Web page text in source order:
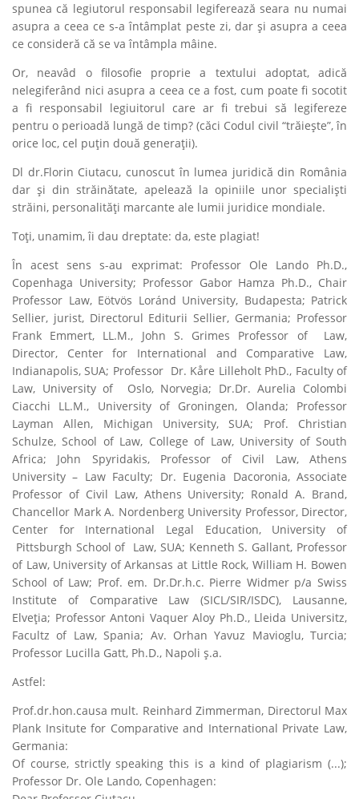
spunea că legiutorul responsabil legiferează seara nu numai
asupra a ceea ce s-a întâmplat peste zi, dar şi asupra a ceea
ce consideră că se va întâmpla mâine.
Or, neavâd o filosofie proprie a textului adoptat, adică
nelegiferând nici asupra a ceea ce a fost, cum poate fi socotit
a fi responsabil legiuitorul care ar fi trebui să legifereze
pentru o perioadă lungă de timp? (căci Codul civil “trăieşte”, în
orice loc, cel puţin două generaţii).
Dl dr.Florin Ciutacu, cunoscut în lumea juridică din România
dar şi din străinătate, apelează la opiniile unor specialişti
străini, personalităţi marcante ale lumii juridice mondiale.
Toţi, unamim, îi dau dreptate: da, este plagiat!
În acest sens s-au exprimat: Professor Ole Lando Ph.D.,
Copenhaga University; Professor Gabor Hamza Ph.D., Chair
Professor Law, Eötvös Loránd University, Budapesta; Patrick
Sellier, jurist, Directorul Editurii Sellier, Germania; Professor
Frank Emmert, LL.M., John S. Grimes Professor of Law,
Director, Center for International and Comparative Law,
Indianapolis, SUA; Professor Dr. Kåre Lilleholt PhD., Faculty of
Law, University of Oslo, Norvegia; Dr.Dr. Aurelia Colombi
Ciacchi LL.M., University of Groningen, Olanda; Professor
Layman Allen, Michigan University, SUA; Prof. Christian
Schulze, School of Law, College of Law, University of South
Africa; John Spyridakis, Professor of Civil Law, Athens
University – Law Faculty; Dr. Eugenia Dacoronia, Associate
Professor of Civil Law, Athens University; Ronald A. Brand,
Chancellor Mark A. Nordenberg University Professor, Director,
Center for International Legal Education, University of
Pittsburgh School of Law, SUA; Kenneth S. Gallant, Professor
of Law, University of Arkansas at Little Rock, William H. Bowen
School of Law; Prof. em. Dr.Dr.h.c. Pierre Widmer p/a Swiss
Institute of Comparative Law (SICL/SIR/ISDC), Lausanne,
Elveţia; Professor Antoni Vaquer Aloy Ph.D., Lleida Universitz,
Facultz of Law, Spania; Av. Orhan Yavuz Mavioglu, Turcia;
Professor Lucilla Gatt, Ph.D., Napoli ş.a.
Astfel:
Prof.dr.hon.causa mult. Reinhard Zimmerman, Directorul Max
Plank Insitute for Comparative and International Private Law,
Germania:
Of course, strictly speaking this is a kind of plagiarism (...);
Professor Dr. Ole Lando, Copenhagen: